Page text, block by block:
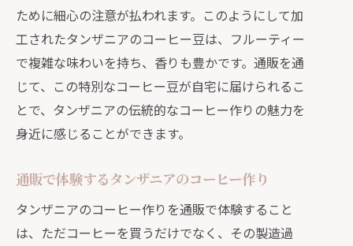
ために細心の注意が払われます。このようにして加
工されたタンザニアのコーヒー豆は、フルーティー
で複雑な味わいを持ち、香りも豊かです。通販を通
じて、この特別なコーヒー豆が自宅に届けられるこ
とで、タンザニアの伝統的なコーヒー作りの魅力を
身近に感じることができます。
通販で体験するタンザニアのコーヒー作り
タンザニアのコーヒー作りを通販で体験すること
は、ただコーヒーを買うだけでなく、その製造過